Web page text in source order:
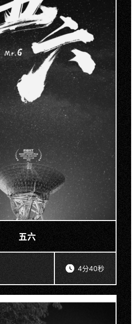
五六
4分40秒